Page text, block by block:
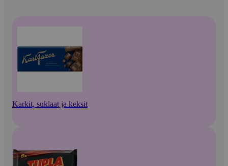
Karkit, suklaat ja keksit